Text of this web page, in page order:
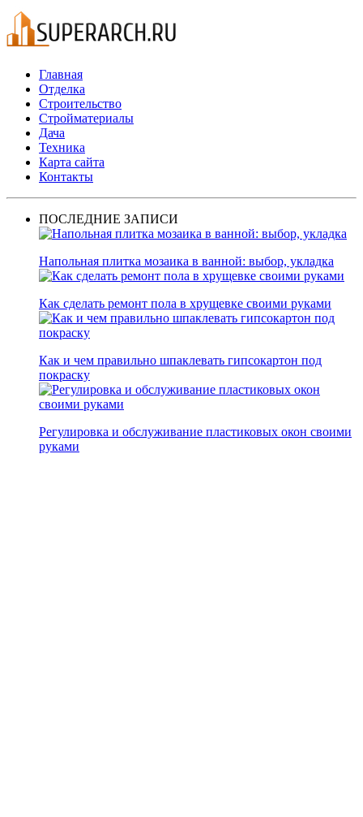
Главная
Отделка
Строительство
Стройматериалы
Дача
Техника
Карта сайта
Контакты
ПОСЛЕДНИЕ ЗАПИСИ
Напольная плитка мозаика в ванной: выбор, укладка
Как сделать ремонт пола в хрущевке своими руками
Как и чем правильно шпаклевать гипсокартон под
покраску
Регулировка и обслуживание пластиковых окон своими
руками